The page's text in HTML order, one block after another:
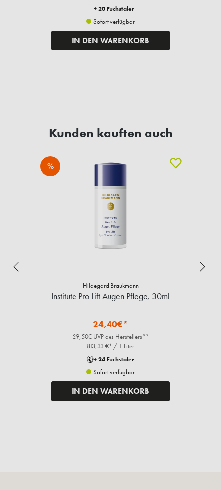
+ 20 Fuchstaler
Sofort verfügbar
IN DEN WARENKORB
Kunden kauften auch
%
Hildegard Braukmann
Institute Pro Lift Augen Pflege, 30ml
24,40€*
29,50€ UVP des Herstellers**
813,33 €* / 1 Liter
+ 24 Fuchstaler
Sofort verfügbar
IN DEN WARENKORB